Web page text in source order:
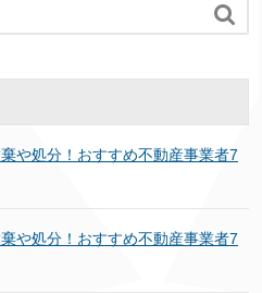

や処分！おすすめ不動産事業者7
や処分！おすすめ不動産事業者7